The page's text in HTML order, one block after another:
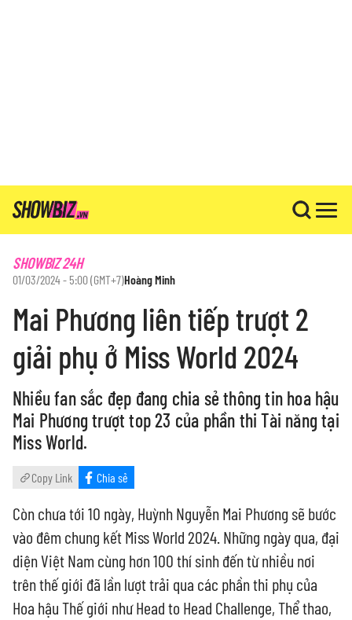
SHOWBIZ 24H
01/03/2024 - 5:00 (GMT+7)Hoàng Minh
Mai Phương liên tiếp trượt 2
giải phụ ở Miss World 2024
Nhiều fan sắc đẹp đang chia sẻ thông tin hoa hậu
Mai Phương trượt top 23 của phần thi Tài năng tại
Miss World.
Copy Link Chia sẻ
Còn chưa tới 10 ngày, Huỳnh Nguyễn Mai Phương sẽ bước
vào đêm chung kết Miss World 2024. Những ngày qua, đại
diện Việt Nam cùng hơn 100 thí sinh đến từ nhiều nơi
trên thế giới đã lần lượt trải qua các phần thi phụ của
Hoa hậu Thế giới như Head to Head Challenge, Thể thao,